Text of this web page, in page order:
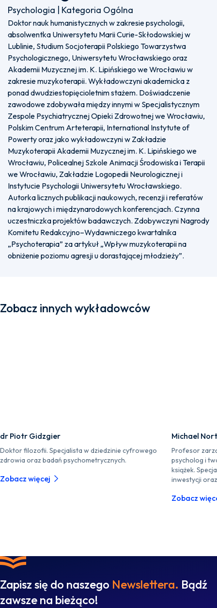
Psychologia | Kategoria Ogólna
Doktor nauk humanistycznych w zakresie psychologii,
absolwentka Uniwersytetu Marii Curie-Skłodowskiej w
Lublinie, Studium Socjoterapii Polskiego Towarzystwa
Psychologicznego, Uniwersytetu Wrocławskiego oraz
Akademii Muzycznej im. K. Lipińskiego we Wrocławiu w
zakresie muzykoterapii. Wykładowczyni akademicka z
ponad dwudziestopięcioletnim stażem. Doświadczenie
zawodowe zdobywała między innymi w Specjalistycznym
Zespole Psychiatrycznej Opieki Zdrowotnej we Wrocławiu,
Polskim Centrum Arteterapii, International Instytute of
Powerty oraz jako wykładowczyni w Zakładzie
Muzykoterapii Akademii Muzycznej im. K. Lipińskiego we
Wrocławiu, Policealnej Szkole Animacji Środowiska i Terapii
we Wrocławiu, Zakładzie Logopedii Neurologicznej i
Instytucie Psychologii Uniwersytetu Wrocławskiego.
Autorka licznych publikacji naukowych, recenzji i referatów
na krajowych i międzynarodowych konferencjach. Czynna
uczestniczka projektów badawczych. Zdobywczyni Nagrody
Komitetu Redakcyjno–Wydawniczego kwartalnika
„Psychoterapia” za artykuł „Wpływ muzykoterapii na
obniżenie poziomu agresji u dorastającej młodzieży”.
Zobacz innych wykładowców
dr Piotr Gidzgier
Doktor filozofii. Specjalista w dziedzinie cyfrowego
zdrowia oraz badań psychometrycznych.
Zobacz więcej
Michael
Profesor
psycholog i
książek.
inwestycji
Zobacz
Zapisz się do naszego Newslettera. Bądź
zawsze na bieżąco!